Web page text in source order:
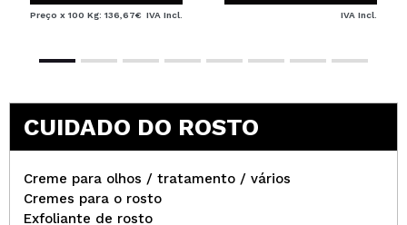
Preço x 100 Kg: 136,67€ IVA Incl. IVA Incl.
CUIDADO DO ROSTO
Creme para olhos / tratamento / vários
Cremes para o rosto
Exfoliante de rosto